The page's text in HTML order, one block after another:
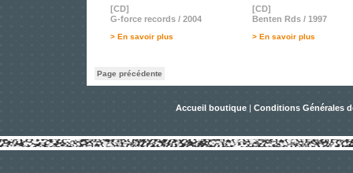
[CD]
G-force records / 2004
> En savoir plus
[CD]
Benten Rds / 1997
> En savoir plus
Page précédente
Accueil boutique | Conditions Générales